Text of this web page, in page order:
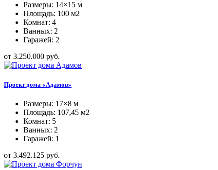
Размеры: 14×15 м
Площадь: 100 м2
Комнат: 4
Ванных: 2
Гаражей: 2
от 3.250.000 руб.
Проект дома «Адамов»
Размеры: 17×8 м
Площадь: 107,45 м2
Комнат: 5
Ванных: 2
Гаражей: 1
от 3.492.125 руб.